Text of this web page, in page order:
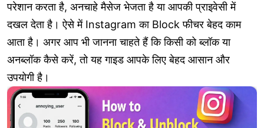
परेशान करता है, अनचाहे मैसेज भेजता है या आपकी प्राइवेसी में
दखल देता है। ऐसे में Instagram का Block फीचर बेहद काम
आता है। अगर आप भी जानना चाहते हैं कि किसी को ब्लॉक या
अनब्लॉक कैसे करें, तो यह गाइड आपके लिए बेहद आसान और
उपयोगी है।